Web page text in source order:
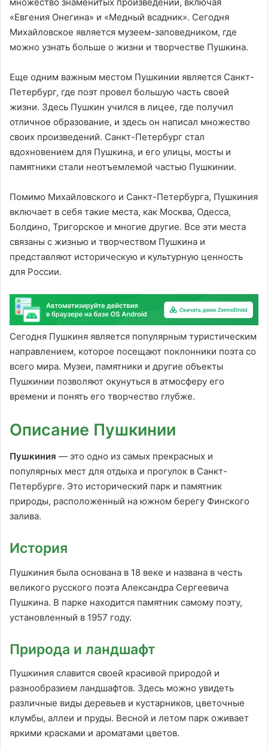
«Евгения Онегина» и «Медный всадник». Сегодня
Михайловское является музеем-заповедником, где
можно узнать больше о жизни и творчестве Пушкина.
Еще одним важным местом Пушкинии является Санкт-
Петербург, где поэт провел большую часть своей
жизни. Здесь Пушкин учился в лицее, где получил
отличное образование, и здесь он написал множество
своих произведений. Санкт-Петербург стал
вдохновением для Пушкина, и его улицы, мосты и
памятники стали неотъемлемой частью Пушкинии.
Помимо Михайловского и Санкт-Петербурга, Пушкиния
включает в себя такие места, как Москва, Одесса,
Болдино, Тригорское и многие другие. Все эти места
связаны с жизнью и творчеством Пушкина и
представляют историческую и культурную ценность
для России.
Сегодня Пушкиня является популярным туристическим
направлением, которое посещают поклонники поэта со
всего мира. Музеи, памятники и другие объекты
Пушкинии позволяют окунуться в атмосферу его
времени и понять его творчество глубже.
Описание Пушкинии
Пушкиния — это одно из самых прекрасных и
популярных мест для отдыха и прогулок в Санкт-
Петербурге. Это исторический парк и памятник
природы, расположенный на южном берегу Финского
залива.
История
Пушкиния была основана в 18 веке и названа в честь
великого русского поэта Александра Сергеевича
Пушкина. В парке находится памятник самому поэту,
установленный в 1957 году.
Природа и ландшафт
Пушкиния славится своей красивой природой и
разнообразием ландшафтов. Здесь можно увидеть
различные виды деревьев и кустарников, цветочные
клумбы, аллеи и пруды. Весной и летом парк оживает
яркими красками и ароматами цветов.